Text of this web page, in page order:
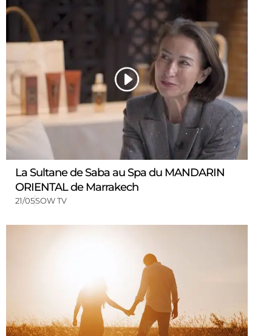
La Sultane de Saba au Spa du MANDARIN
ORIENTAL de Marrakech
21/05SOW TV